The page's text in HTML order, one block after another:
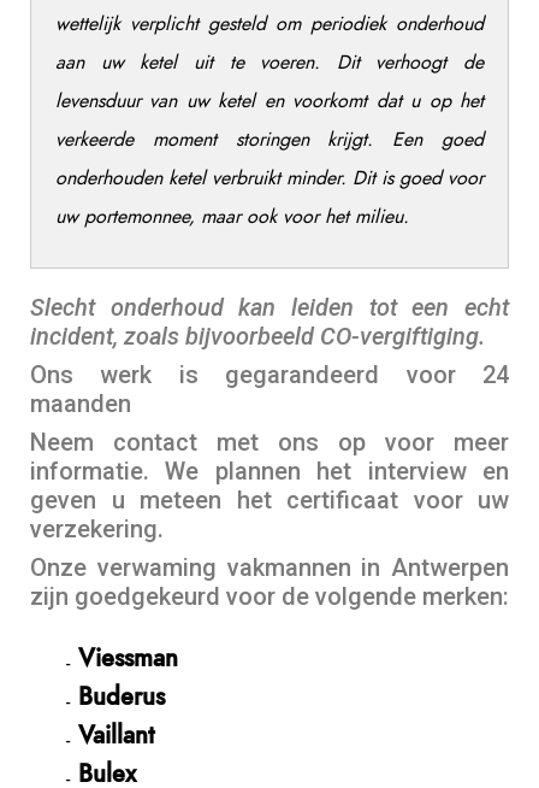
wettelijk verplicht gesteld om periodiek onderhoud
aan uw ketel uit te voeren. Dit verhoogt de
levensduur van uw ketel en voorkomt dat u op het
verkeerde moment storingen krijgt. Een goed
onderhouden ketel verbruikt minder. Dit is goed voor
uw portemonnee, maar ook voor het milieu.
Slecht onderhoud kan leiden tot een echt
incident, zoals bijvoorbeeld CO-vergiftiging.
Ons werk is gegarandeerd voor 24
maanden
Neem contact met ons op voor meer
informatie. We plannen het interview en
geven u meteen het certificaat voor uw
verzekering.
Onze verwaming vakmannen in Antwerpen
zijn goedgekeurd voor de volgende merken:
Viessman
Buderus
Vaillant
Bulex